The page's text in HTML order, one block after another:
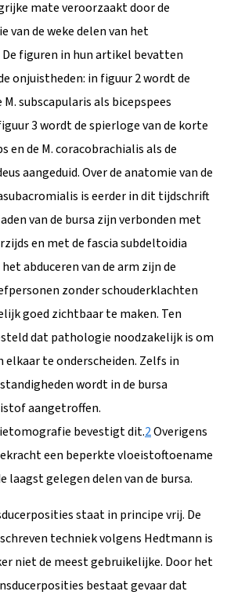
mate veroorzaakt door de
van de weke delen van het
figuren in hun artikel bevatten
onjuistheden: in figuur 2 wordt de
M. subscapularis als bicepspees
3 wordt de spierloge van de korte
en de M. coracobrachialis als de
aangeduid. Over de anatomie van de
is eerder in dit tijdschrift
van de bursa zijn verbonden met
en met de fascia subdeltoidia
abduceren van de arm zijn de
zonder schouderklachten
goed zichtbaar te maken. Ten
dat pathologie noodzakelijk is om
elkaar te onderscheiden. Zelfs in
wordt in de bursa
aangetroffen.
bevestigt dit.2Overigens
een beperkte vloeistoftoename
laagst gelegen delen van de bursa.
staat in principe vrij. De
techniek volgens Hedtmann is
niet de meest gebruikelijke. Door het
bestaat gevaar dat